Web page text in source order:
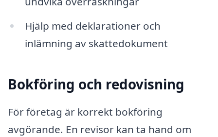
Hjälp med deklarationer och
inlämning av skattedokument
Bokföring och redovisning
För företag är korrekt bokföring
avgörande. En revisor kan ta hand om